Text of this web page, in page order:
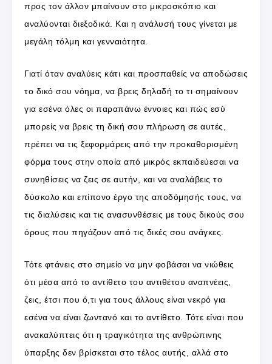
προς τον άλλον μπαίνουν στο μικροσκόπιο και
αναλύονται διεξοδικά. Και η ανάλυσή τους γίνεται με
μεγάλη τόλμη και γενναιότητα.
Γιατί όταν αναλύεις κάτι και προσπαθείς να αποδώσεις
το δικό σου νόημα, να βρεις δηλαδή το τι σημαίνουν
για εσένα όλες οι παραπάνω έννοιες και πώς εσύ
μπορείς να βρεις τη δική σου πλήρωση σε αυτές,
πρέπει να τις ξεφορμάρεις από την προκαθορισμένη
φόρμα τους στην οποία από μικρός εκπαιδεύεσαι να
συνηθίσεις να ζεις σε αυτήν, και να αναλάβεις το
δύσκολο και επίπονο έργο της αποδόμησής τους, να
τις διαλύσεις και τις ανασυνθέσεις με τους δικούς σου
όρους που πηγάζουν από τις δικές σου ανάγκες.
Τότε φτάνεις στο σημείο να μην φοβάσαι να νιώθεις
ότι μέσα από το αντίθετο του αντιθέτου αναπνέεις,
ζεις, έτσι που ό,τι για τους άλλους είναι νεκρό για
εσένα να είναι ζωντανό και το αντίθετο. Τότε είναι που
ανακαλύπτεις ότι η τραγικότητα της ανθρώπινης
ύπαρξης δεν βρίσκεται στο τέλος αυτής, αλλά στο